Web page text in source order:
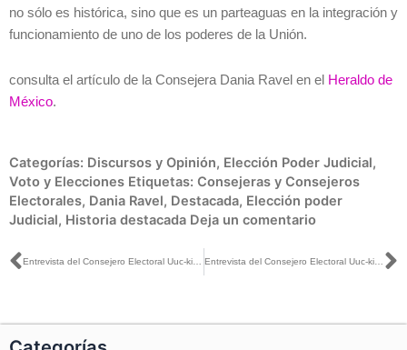
no sólo es histórica, sino que es un parteaguas en la integración y
funcionamiento de uno de los poderes de la Unión.
consulta el artículo de la Consejera Dania Ravel en el Heraldo de
México.
Categorías: Discursos y Opinión, Elección Poder Judicial,
Voto y Elecciones Etiquetas: Consejeras y Consejeros
Electorales, Dania Ravel, Destacada, Elección poder
Judicial, Historia destacada Deja un comentario
Ant Entrevista del Consejero Electoral Uuc-kib Espadas con Carlos Zúñiga para Milenio TV Entrevista del Consejero Electoral Uuc-kib Espadas con Manuel de Santiago para Aristegui Noticias